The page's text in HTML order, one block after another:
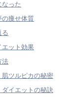
なった
の痩せ体質
る
エット効果
法
ツルピカの秘密
ダイエットの秘訣